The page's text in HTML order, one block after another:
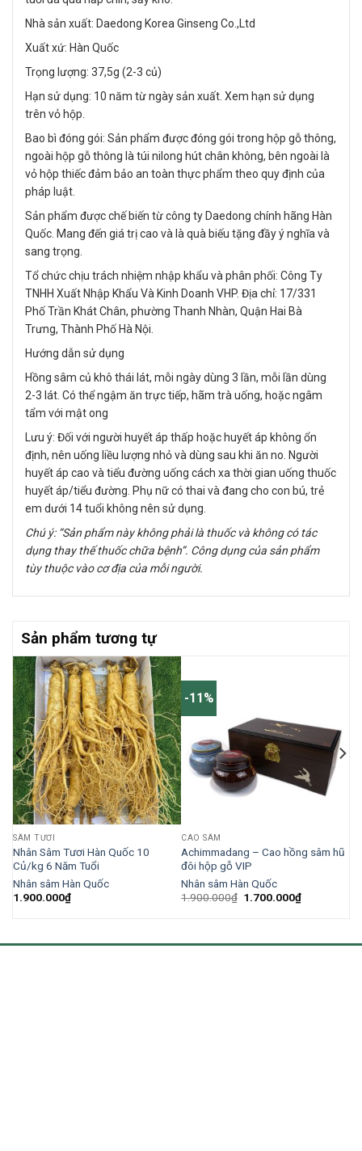
Nhà sản xuất: Daedong Korea Ginseng Co.,Ltd
Xuất xứ: Hàn Quốc
Trọng lượng: 37,5g (2-3 củ)
Hạn sử dụng: 10 năm từ ngày sản xuất. Xem hạn sử dụng
trên vỏ hộp.
Bao bì đóng gói: Sản phẩm được đóng gói trong hộp gỗ thông,
ngoài hộp gỗ thông là túi nilong hút chân không, bên ngoài là
vỏ hộp thiếc đảm bảo an toàn thực phẩm theo quy định của
pháp luật.
Sản phẩm được chế biến từ công ty Daedong chính hãng Hàn
Quốc. Mang đến giá trị cao và là quà biếu tặng đầy ý nghĩa và
sang trọng.
Tổ chức chịu trách nhiệm nhập khẩu và phân phối: Công Ty
TNHH Xuất Nhập Khẩu Và Kinh Doanh VHP. Địa chỉ: 17/331
Phố Trần Khát Chân, phường Thanh Nhàn, Quận Hai Bà
Trưng, Thành Phố Hà Nội.
Hướng dẫn sử dụng
Hồng sâm củ khô thái lát, mỗi ngày dùng 3 lần, mỗi lần dùng
2-3 lát. Có thể ngậm ăn trực tiếp, hãm trà uống, hoặc ngâm
tẩm với mật ong
Lưu ý: Đối với người huyết áp thấp hoặc huyết áp không ổn
định, nên uống liều lượng nhỏ và dùng sau khi ăn no. Người
huyết áp cao và tiểu đường uống cách xa thời gian uống thuốc
huyết áp/tiểu đường. Phụ nữ có thai và đang cho con bú, trẻ
em dưới 14 tuổi không nên sử dụng.
Chú ý: “Sản phẩm này không phải là thuốc và không có tác
dụng thay thế thuốc chữa bệnh”. Công dụng của sản phẩm
tùy thuộc vào cơ địa của mỗi người.
Sản phẩm tương tự
SÂM TƯƠI
Nhân Sâm Tươi Hàn Quốc 10
Củ/kg 6 Năm Tuổi
Nhân sâm Hàn Quốc
1.900.000₫
-11%
CAO SÂM
Achimmadang – Cao hồng sâm hũ
đôi hộp gỗ VIP
Nhân sâm Hàn Quốc
1.900.000₫ 1.700.000₫